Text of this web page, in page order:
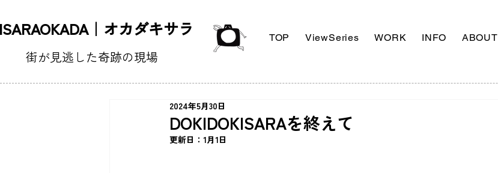
｜オカダキサラ
街が見逃した奇跡の現場
TOP ViewSeries WORK INFO ABOUT
DOKIDOKISARAを終えて
2024年5月30日
更新日： 1月1日